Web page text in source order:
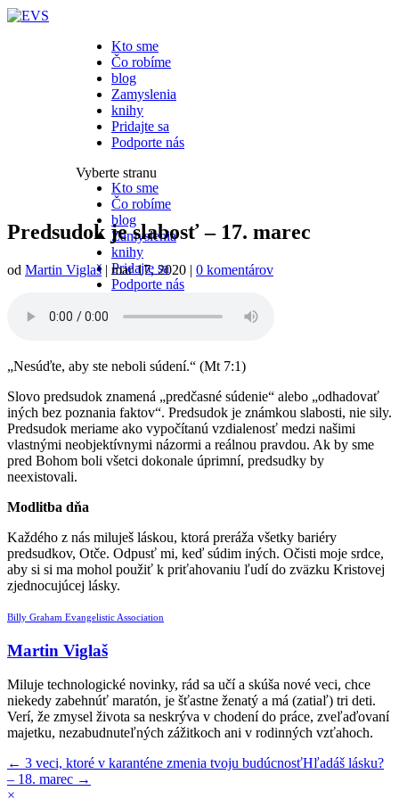
Kto sme
Čo robíme
blog
Zamyslenia
knihy
Pridajte sa
Podporte nás
Vyberte stranu
Kto sme
Čo robíme
blog
Zamyslenia
knihy
Pridajte sa
Podporte nás
Predsudok je slabosť – 17. marec
od Martin Viglaš | mar 17, 2020 | 0 komentárov
„Nesúďte, aby ste neboli súdení.“ (Mt 7:1)
Slovo predsudok znamená „predčasné súdenie“ alebo „odhadovať
iných bez poznania faktov“. Predsudok je známkou slabosti, nie sily.
Predsudok meriame ako vypočítanú vzdialenosť medzi našimi
vlastnými neobjektívnymi názormi a reálnou pravdou. Ak by sme
pred Bohom boli všetci dokonale úprimní, predsudky by
neexistovali.
Modlitba dňa
Každého z nás miluješ láskou, ktorá preráža všetky bariéry
predsudkov, Otče. Odpusť mi, keď súdim iných. Očisti moje srdce,
aby si si ma mohol použiť k priťahovaniu ľudí do zväzku Kristovej
zjednocujúcej lásky.
Billy Graham Evangelistic Association
Martin Viglaš
Miluje technologické novinky, rád sa učí a skúša nové veci, chce
niekedy zabehnúť maratón, je šťastne ženatý a má (zatiaľ) tri deti.
Verí, že zmysel života sa neskrýva v chodení do práce, zveľaďovaní
majetku, nezabudnuteľných zážitkoch ani v rodinných vzťahoch.
← 3 veci, ktoré v karanténe zmenia tvoju budúcnosťHľadáš lásku?
– 18. marec →
×